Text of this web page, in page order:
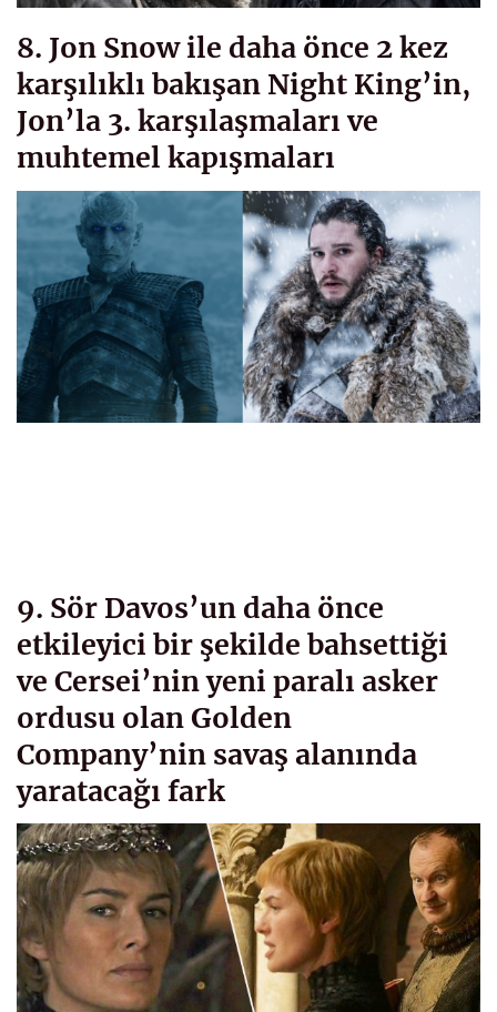
8. Jon Snow ile daha önce 2 kez
karşılıklı bakışan Night King’in,
Jon’la 3. karşılaşmaları ve
muhtemel kapışmaları
9. Sör Davos’un daha önce
etkileyici bir şekilde bahsettiği
ve Cersei’nin yeni paralı asker
ordusu olan Golden
Company’nin savaş alanında
yaratacağı fark